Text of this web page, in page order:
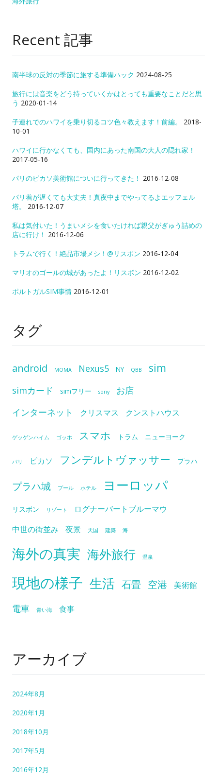
Recent 記事
南半球の反対の季節に旅する準備ハック 2024-08-25
旅行には音楽をどう持っていくかはとっても重要なことだと思
う 2020-01-14
子連れでのハワイを乗り切るコツ色々教えます！前編。
2018-
10-01
ハワイに行かなくても、国内にあった南国の大人の隠れ家！
2017-05-16
パリのピカソ美術館についに行ってきた！ 2016-12-08
パリ着が遅くても大丈夫！真夜中までやってるよエッフェル
塔。
2016-12-07
私は気付いた！うまいメシを食いたければ親父がぎゅう詰めの
店に行け！ 2016-12-06
トラムで行く！絶品市場メシ！@リスボン 2016-12-04
マリオのゴールの城があったよ！リスボン 2016-12-02
ポルトガルSIM事情 2016-12-01
タグ
android MOMA Nexus5 NY QBB sim
simカード simフリー sony
お店
インターネット
クリスマス クンストハウス
ゲッゲンハイム ゴッホ スマホ トラム ニューヨーク
パリ ピカソ フンデルトヴァッサー プラハ
プラハ城 プール ホテル ヨーロッパ
リスボン リゾート
ログナーバートブルーマウ
中世の街並み
夜景 天国 建築 海
海外の真実 海外旅行 温泉
現地の様子 生活 石畳 空港 美術館
電車 青い海 食事
アーカイブ
2024年8月
2020年1月
2018年10月
2017年5月
2016年12月